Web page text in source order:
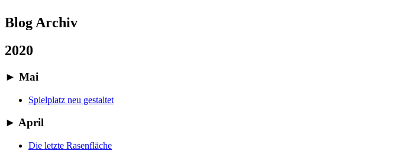
Blog Archiv
2020
► Mai
Spielplatz neu gestaltet
► April
Die letzte Rasenfläche